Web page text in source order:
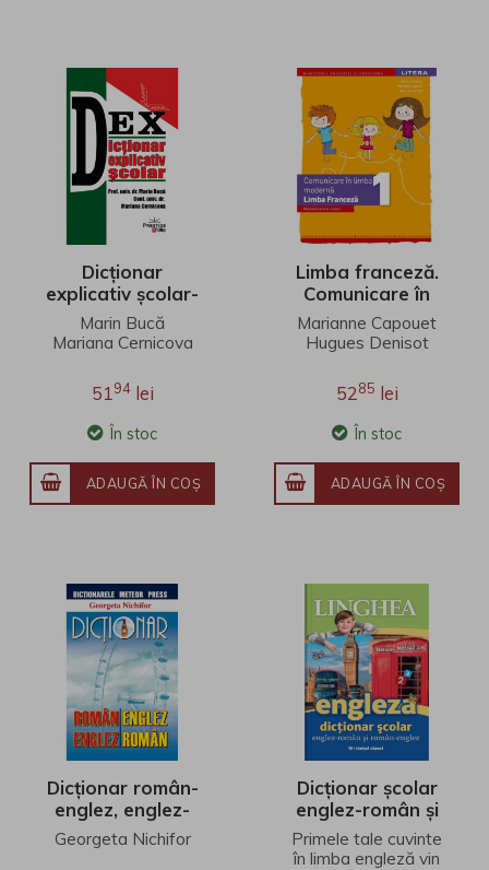
Dicționar
explicativ școlar-
DEX
Marin Bucă
Mariana Cernicova
5194lei
În stoc
ADAUGĂ ÎN COŞ
Limba franceză.
Comunicare în
limba modernă 1 -
Clasa 1 - Manual.
Marianne
Capouet , Hugues
Denisot , Raisa
Elena Vlad
Marianne Capouet
Hugues Denisot
5285 lei
În stoc
ADAUGĂ ÎN COŞ
Dicționar român-
englez, englez-
român
Georgeta Nichifor
Dicționar școlar
englez-român și
român-englez
Primele tale cuvinte
în limba engleză vin